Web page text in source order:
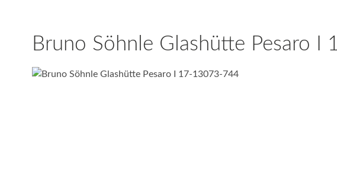
Bruno Söhnle Glashütte Pesaro I